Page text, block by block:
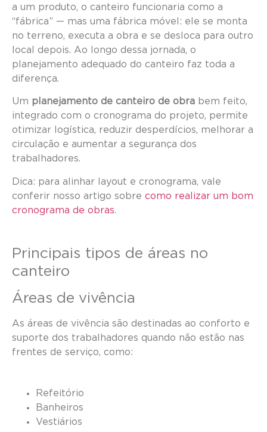
a um produto, o canteiro funcionaria como a
“fábrica” — mas uma fábrica móvel: ele se monta
no terreno, executa a obra e se desloca para outro
local depois. Ao longo dessa jornada, o
planejamento adequado do canteiro faz toda a
diferença.
Um planejamento de canteiro de obra bem feito,
integrado com o cronograma do projeto, permite
otimizar logística, reduzir desperdícios, melhorar a
circulação e aumentar a segurança dos
trabalhadores.
Dica: para alinhar layout e cronograma, vale
conferir nosso artigo sobre como realizar um bom
cronograma de obras.
Principais tipos de áreas no
canteiro
Áreas de vivência
As áreas de vivência são destinadas ao conforto e
suporte dos trabalhadores quando não estão nas
frentes de serviço, como:
Refeitório
Banheiros
Vestiários